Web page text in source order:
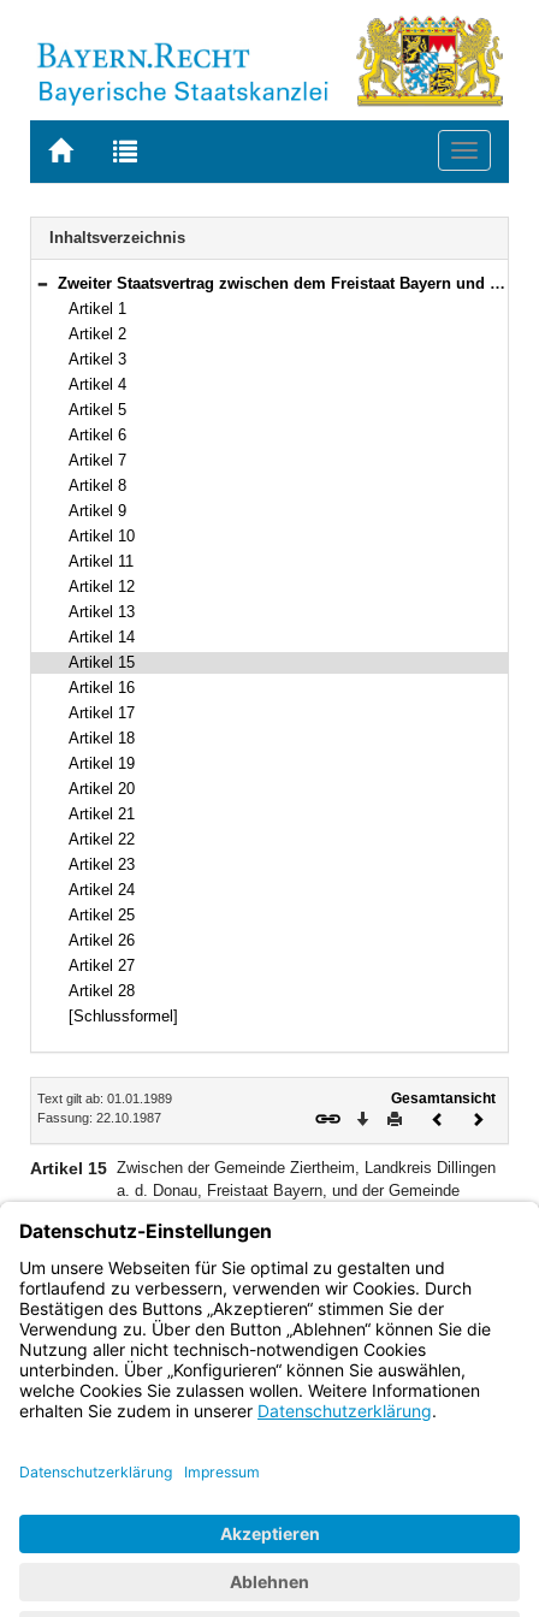
Zur
BAYERN.RECHT
Zur
letzten
Suche
Toggle
Navigation
Inhaltsverzeichnis
Bereich reduzieren
Zweiter Staatsvertrag zwischen dem Freistaat Bayern und dem Land Baden-Württemberg über die Änderung der Landesgrenze Vom 22. Oktober 1987 (Art. 1–28)
Artikel 1
Artikel 2
Artikel 3
Artikel 4
Artikel 5
Artikel 6
Artikel 7
Artikel 8
Artikel 9
Artikel 10
Artikel 11
Artikel 12
Artikel 13
Artikel 14
Artikel 15
Artikel 16
Artikel 17
Artikel 18
Artikel 19
Artikel 20
Artikel 21
Artikel 22
Artikel 23
Artikel 24
Artikel 25
Artikel 26
Artikel 27
Artikel 28
[Schlussformel]
Inhalt
Text gilt ab: 01.01.1989
Fassung: 22.10.1987
Gesamtansicht
Download
DruckenVorheriges
Artikel 15 Zwischen der Gemeinde Ziertheim, Landkreis Dillingen
a. d. Donau, Freistaat Bayern, und der Gemeinde
Württemberg, verläuft die neue Landesgrenze vom
Landesgrenzpunkt 807 bis zum Landesgrenzpunkt 808/2
nach Maßgabe der Anlage 15, Seiten 1 und 2.
Bayern.de
BayernPortal
Impressum